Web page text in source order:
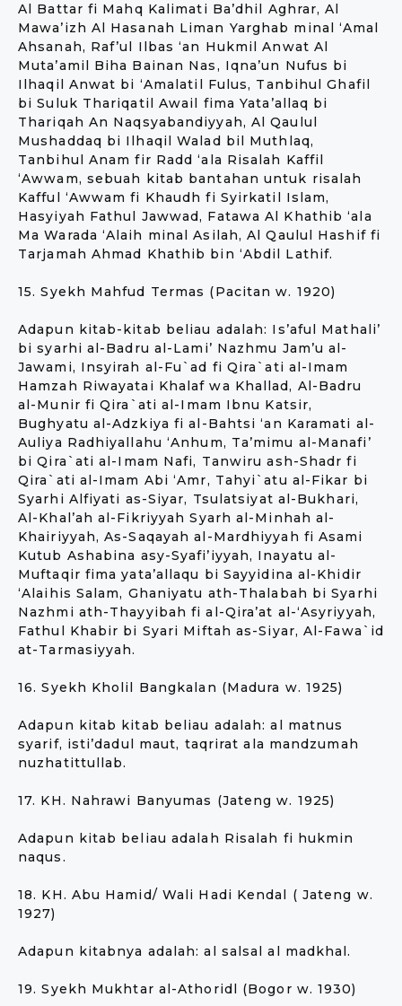
Al Battar fi Mahq Kalimati Ba’dhil Aghrar, Al
Mawa’izh Al Hasanah Liman Yarghab minal ‘Amal
Ahsanah, Raf’ul Ilbas ‘an Hukmil Anwat Al
Muta’amil Biha Bainan Nas, Iqna’un Nufus bi
Ilhaqil Anwat bi ‘Amalatil Fulus, Tanbihul Ghafil
bi Suluk Thariqatil Awail fima Yata’allaq bi
Thariqah An Naqsyabandiyyah, Al Qaulul
Mushaddaq bi Ilhaqil Walad bil Muthlaq,
Tanbihul Anam fir Radd ‘ala Risalah Kaffil
‘Awwam, sebuah kitab bantahan untuk risalah
Kafful ‘Awwam fi Khaudh fi Syirkatil Islam,
Hasyiyah Fathul Jawwad, Fatawa Al Khathib ‘ala
Ma Warada ‘Alaih minal Asilah, Al Qaulul Hashif fi
Tarjamah Ahmad Khathib bin ‘Abdil Lathif.
15. Syekh Mahfud Termas (Pacitan w. 1920)
Adapun kitab-kitab beliau adalah: Is’aful Mathali’
bi syarhi al-Badru al-Lami’ Nazhmu Jam’u al-
Jawami, Insyirah al-Fu`ad fi Qira`ati al-Imam
Hamzah Riwayatai Khalaf wa Khallad, Al-Badru
al-Munir fi Qira`ati al-Imam Ibnu Katsir,
Bughyatu al-Adzkiya fi al-Bahtsi ‘an Karamati al-
Auliya Radhiyallahu ‘Anhum, Ta’mimu al-Manafi’
bi Qira`ati al-Imam Nafi, Tanwiru ash-Shadr fi
Qira`ati al-Imam Abi ‘Amr, Tahyi`atu al-Fikar bi
Syarhi Alfiyati as-Siyar, Tsulatsiyat al-Bukhari,
Al-Khal’ah al-Fikriyyah Syarh al-Minhah al-
Khairiyyah, As-Saqayah al-Mardhiyyah fi Asami
Kutub Ashabina asy-Syafi’iyyah, Inayatu al-
Muftaqir fima yata’allaqu bi Sayyidina al-Khidir
‘Alaihis Salam, Ghaniyatu ath-Thalabah bi Syarhi
Nazhmi ath-Thayyibah fi al-Qira’at al-‘Asyriyyah,
Fathul Khabir bi Syari Miftah as-Siyar, Al-Fawa`id
at-Tarmasiyyah.
16. Syekh Kholil Bangkalan (Madura w. 1925)
Adapun kitab kitab beliau adalah: al matnus
syarif, isti’dadul maut, taqrirat ala mandzumah
nuzhatittullab.
17. KH. Nahrawi Banyumas (Jateng w. 1925)
Adapun kitab beliau adalah Risalah fi hukmin
naqus.
18. KH. Abu Hamid/ Wali Hadi Kendal ( Jateng w.
1927)
Adapun kitabnya adalah: al salsal al madkhal.
19. Syekh Mukhtar al-Athoridl (Bogor w. 1930)